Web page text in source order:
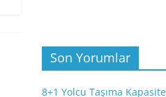
Son Yorumlar
8+1 Yolcu Taşıma